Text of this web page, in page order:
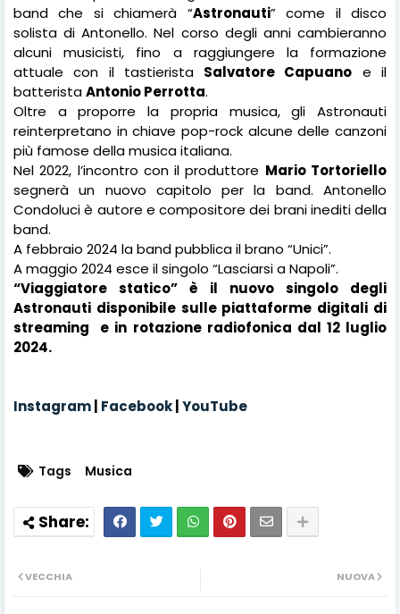
band che si chiamerà “Astronauti” come il disco
solista di Antonello. Nel corso degli anni cambieranno
alcuni musicisti, fino a raggiungere la formazione
attuale con il tastierista Salvatore Capuano e il
batteristaAntonio Perrotta.
Oltre a proporre la propria musica, gli Astronauti
reinterpretano in chiave pop-rock alcune delle canzoni
più famose della musica italiana.
Nel 2022, l’incontro con il produttore Mario Tortoriello
segnerà un nuovo capitolo per la band. Antonello
Condoluci è autore e compositore dei brani inediti della
band.
A febbraio 2024 la band pubblica il brano “Unici”.
A maggio 2024 esce il singolo “Lasciarsi a Napoli”.
“Viaggiatore statico” è il nuovo singolo degli
Astronauti disponibile sulle piattaforme digitali di
streaming
e in rotazione radiofonica dal 12 luglio
2024.
Instagram| Facebook|YouTube
Tags Musica
NUOVA
VECCHIA